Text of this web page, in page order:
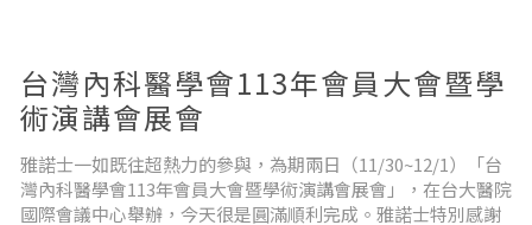
台灣內科醫學會113年會員大會暨學
術演講會展會
雅諾士一如既往超熱力的參與，為期兩日（11/30~12/1）「台
灣內科醫學會113年會員大會暨學術演講會展會」，在台大醫院
國際會議中心舉辦，今天很是圓滿順利完成。雅諾士特別感謝